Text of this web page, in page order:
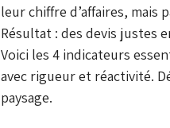
leur chiffre d’affaires, mais
Résultat : des devis justes
Voici les 4 indicateurs
avec rigueur et réactivité.
paysage.